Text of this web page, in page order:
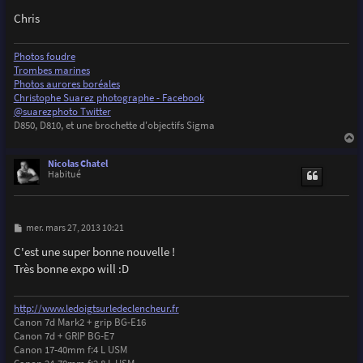
Chris
Photos foudre
Trombes marines
Photos aurores boréales
Christophe Suarez photographe - Facebook
@suarezphoto Twitter
D850, D810, et une brochette d'objectifs Sigma
Nicolas Chatel
Habitué
M
s
s
a
mer. mars 27, 2013 10:21
C'est une super bonne nouvelle !
Très bonne expo will :D
http://www.ledoigtsurledeclencheur.fr
Canon 7d Mark2 + grip BG-E16
Canon 7d + GRIP BG-E7
Canon 17-40mm f:4 L USM